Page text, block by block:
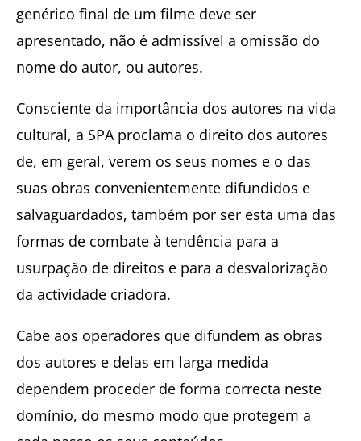
genérico final de um filme deve ser
apresentado, não é admissível a omissão do
nome do autor, ou autores.
Consciente da importância dos autores na vida
cultural, a SPA proclama o direito dos autores
de, em geral, verem os seus nomes e o das
suas obras convenientemente difundidos e
salvaguardados, também por ser esta uma das
formas de combate à tendência para a
usurpação de direitos e para a desvalorização
da actividade criadora.
Cabe aos operadores que difundem as obras
dos autores e delas em larga medida
dependem proceder de forma correcta neste
domínio, do mesmo modo que protegem a